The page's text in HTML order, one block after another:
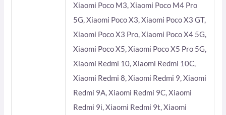
Xiaomi Poco M3, Xiaomi Poco M4 Pro
5G, Xiaomi Poco X3, Xiaomi Poco X3 GT,
Xiaomi Poco X3 Pro, Xiaomi Poco X4 5G,
Xiaomi Poco X5, Xiaomi Poco X5 Pro 5G,
Xiaomi Redmi 10, Xiaomi Redmi 10C,
Xiaomi Redmi 8, Xiaomi Redmi 9, Xiaomi
Redmi 9A, Xiaomi Redmi 9C, Xiaomi
Redmi 9i, Xiaomi Redmi 9t, Xiaomi